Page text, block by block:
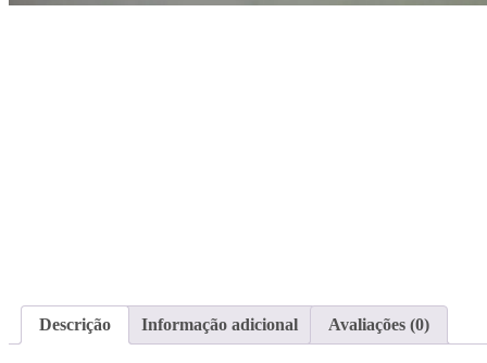
Descrição Informação adicional Avaliações (0)